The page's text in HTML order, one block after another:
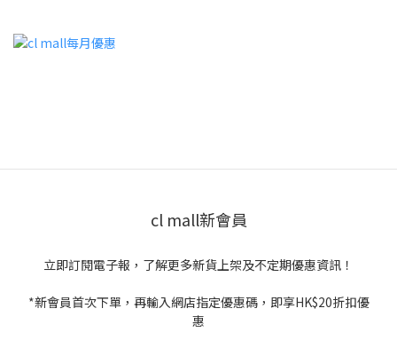
cl mall新會員
立即訂閱電子報，了解更多新貨上架及不定期優惠資訊！
*新會員首次下單，再輸入網店指定優惠碼，即享HK$20折扣優
惠